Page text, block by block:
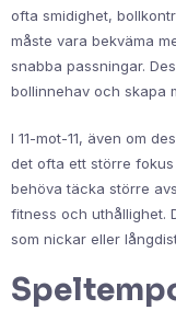
ofta smidighet,
måste vara bekväma
snabba passningar.
bollinnehav och skapa
I 11-mot-11, även om
det ofta ett större
behöva täcka större
fitness och uthållighet.
som nickar eller